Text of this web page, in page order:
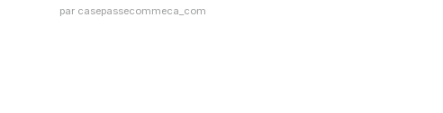
par casepassecommeca_com